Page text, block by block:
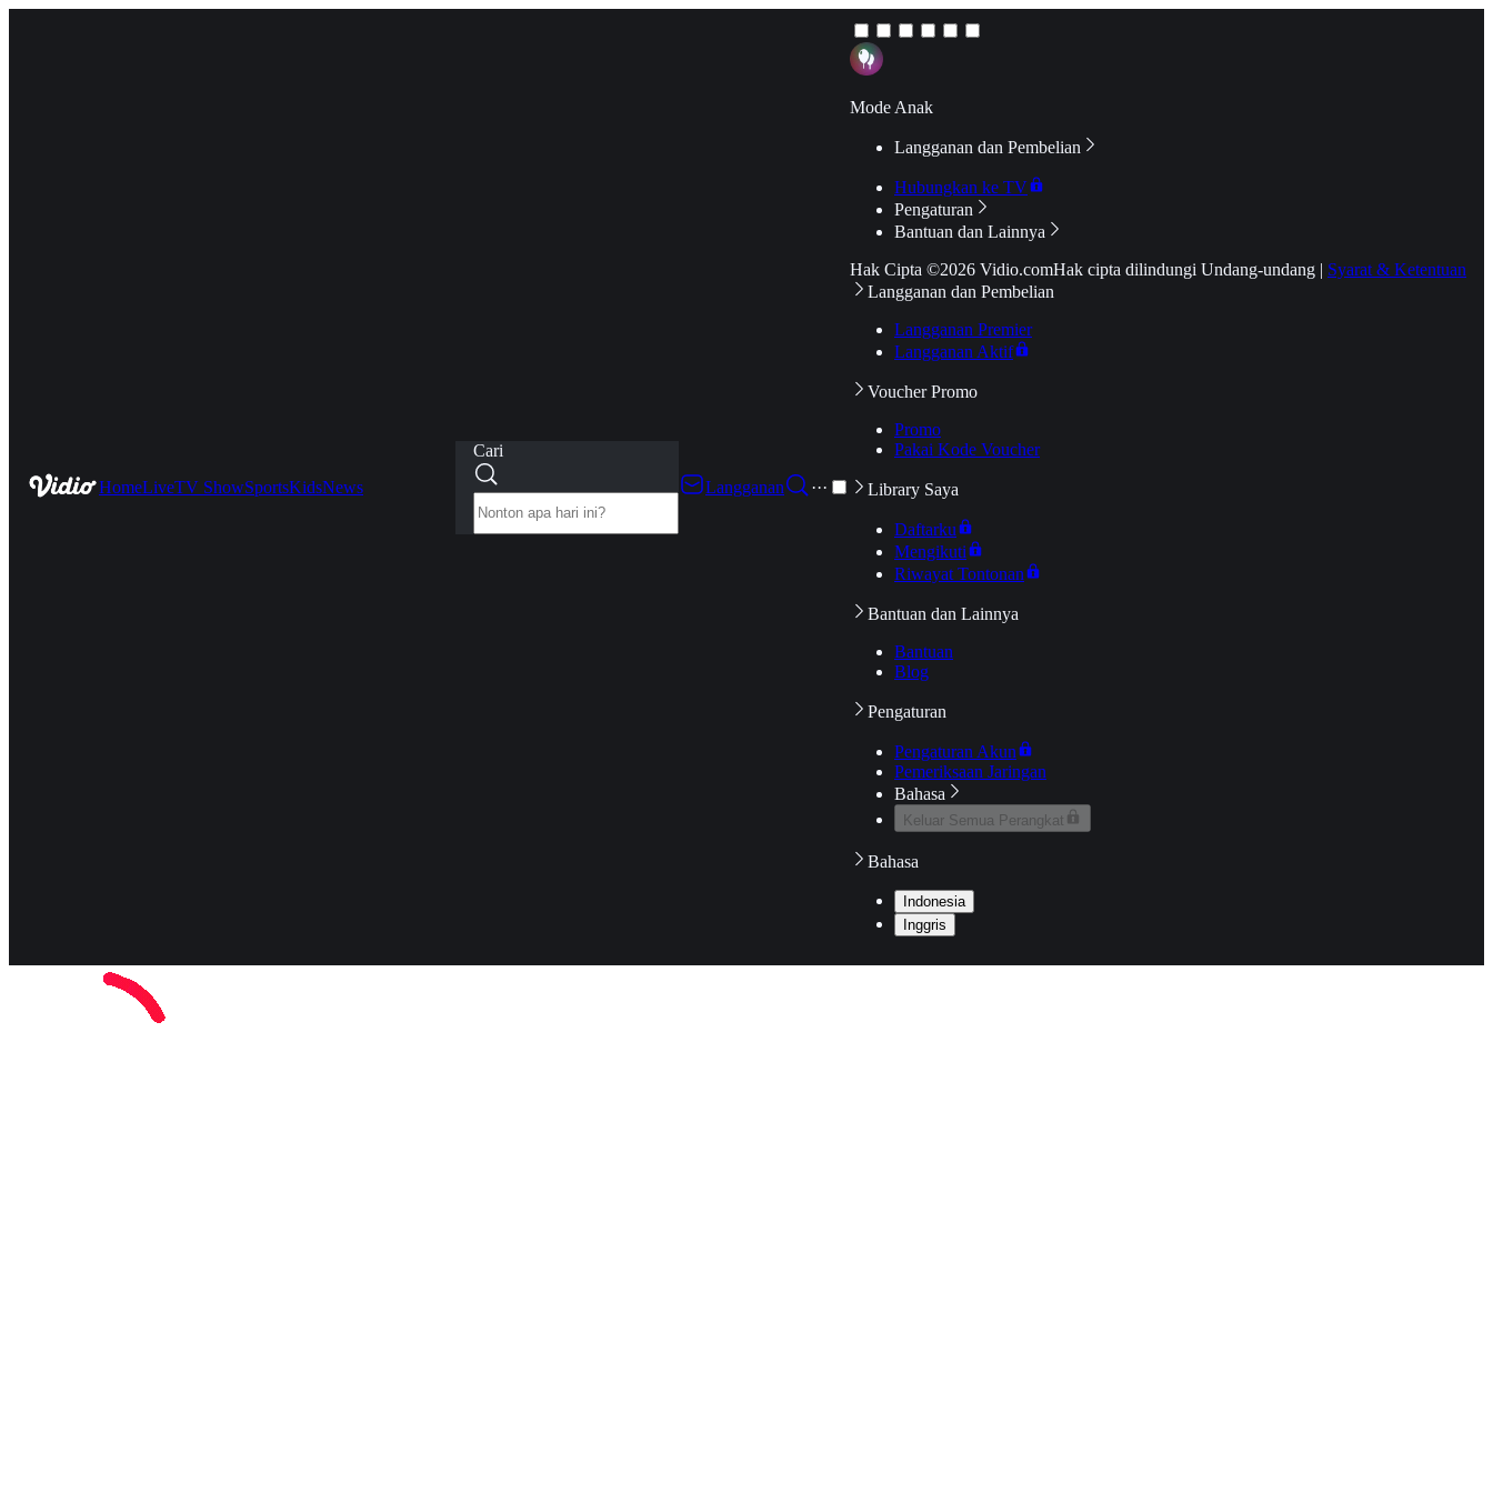
HomeLiveTV ShowSportsKidsNews
Cari
Langganan
···
Mode Anak
Langganan dan Pembelian
Hubungkan ke TV
Pengaturan
Bantuan dan Lainnya
Hak Cipta ©2026 Vidio.comHak cipta dilindungi Undang-undang | Syarat & Ketentuan
Langganan dan Pembelian
Langganan Premier
Langganan Aktif
Voucher Promo
Promo
Pakai Kode Voucher
Library Saya
Daftarku
Mengikuti
Riwayat Tontonan
Bantuan dan Lainnya
Bantuan
Blog
Pengaturan
Pengaturan Akun
Pemeriksaan Jaringan
Bahasa
Keluar Semua Perangkat
Bahasa
Indonesia
Inggris